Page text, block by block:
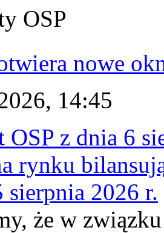
OSP
nowe
14:45
z dnia 6
rynku
sierpnia 2026 r.
że w